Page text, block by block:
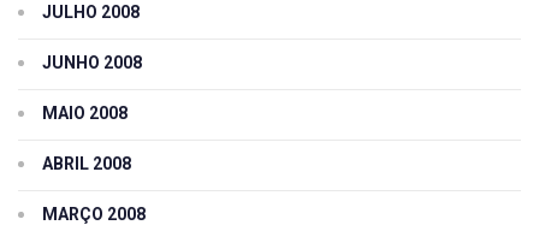
JULHO 2008
JUNHO 2008
MAIO 2008
ABRIL 2008
MARÇO 2008